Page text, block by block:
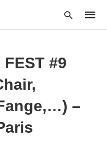
#9
–